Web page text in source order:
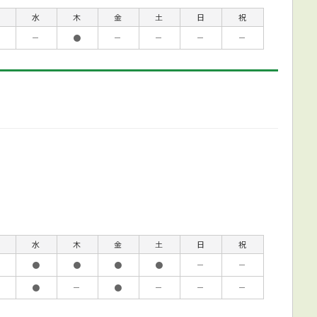
水 木 金 土 日
祝
－ ● － － － －
水 木 金 土 日
祝
● ● ● ● －
－
● － ● － － －